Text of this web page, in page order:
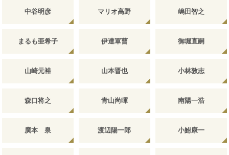
中谷明彦 マリオ高野 嶋田智之
まるも亜希子 伊達軍曹 御堀直嗣
山崎元裕 山本晋也 小林敦志
森口将之 青山尚暉 南陽一浩
廣本 泉 渡辺陽一郎 小鮒康一